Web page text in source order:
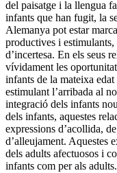
del paisatge i la llengua
infants que han fugit, la
Alemanya pot estar
productives i
d’incertesa. En els seus
vívidament les
infants de la mateixa
estimulant l’arribada al
integració dels infants
dels infants, aquestes
expressions d’acollida,
d’alleujament. Aquestes
dels adults afectuosos i
infants com per als adults.